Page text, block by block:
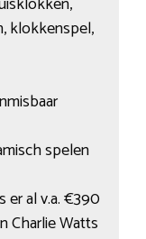
klokkenspel,
spelen
er al v.a. €390
Charlie Watts